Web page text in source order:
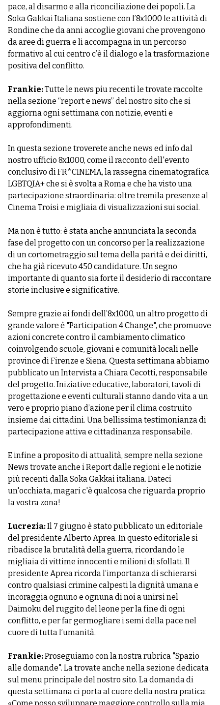
pace, al disarmo e alla riconciliazione dei popoli. La
Soka Gakkai Italiana sostiene con l’8x1000 le attività di
Rondine che da anni accoglie giovani che provengono
da aree di guerra e li accompagna in un percorso
formativo al cui centro c’è il dialogo e la trasformazione
positiva del conflitto.
Frankie:Tutte le news piu recenti le trovate raccolte
nella sezione “report e news” del nostro sito che si
aggiorna ogni settimana con notizie, eventi e
approfondimenti.
In questa sezione troverete anche news ed info dal
nostro ufficio 8x1000, come il racconto dell'evento
conclusivo di FR*CINEMA, la rassegna cinematografica
LGBTQIA+ che si è svolta a Roma e che ha visto una
partecipazione straordinaria: oltre tremila presenze al
Cinema Troisi e migliaia di visualizzazioni sui social.
Ma non è tutto: è stata anche annunciata la seconda
fase del progetto con un concorso per la realizzazione
di un cortometraggio sul tema della parità e dei diritti,
che ha già ricevuto 450 candidature. Un segno
importante di quanto sia forte il desiderio di raccontare
storie inclusive e significative.
Sempre grazie ai fondi dell’8x1000, un altro progetto di
grande valore è "Participation 4 Change", che promuove
azioni concrete contro il cambiamento climatico
coinvolgendo scuole, giovani e comunità locali nelle
province di Firenze e Siena. Questa settimana abbiamo
pubblicato un Intervista a Chiara Cecotti, responsabile
del progetto. Iniziative educative, laboratori, tavoli di
progettazione e eventi culturali stanno dando vita a un
vero e proprio piano d’azione per il clima costruito
insieme dai cittadini. Una bellissima testimonianza di
partecipazione attiva e cittadinanza responsabile.
E infine a proposito di attualità, sempre nella sezione
News trovate anche i Report dalle regioni e le notizie
più recenti dalla Soka Gakkai italiana. Dateci
un'occhiata, magari c'è qualcosa che riguarda proprio
la vostra zona!
Lucrezia:Il 7 giugno è stato pubblicato un editoriale
del presidente Alberto Aprea. In questo editoriale si
ribadisce la brutalità della guerra, ricordando le
migliaia di vittime innocenti e milioni di sfollati. Il
presidente Aprea ricorda l’importanza di schierarsi
contro qualsiasi crimine calpesti la dignità umana e
incoraggia ognuno e ognuna di noi a unirsi nel
Daimoku del ruggito del leone per la fine di ogni
conflitto, e per far germogliare i semi della pace nel
cuore di tutta l’umanità.
Frankie:Proseguiamo con la nostra rubrica "Spazio
alle domande". La trovate anche nella sezione dedicata
sul menu principale del nostro sito. La domanda di
questa settimana ci porta al cuore della nostra pratica: